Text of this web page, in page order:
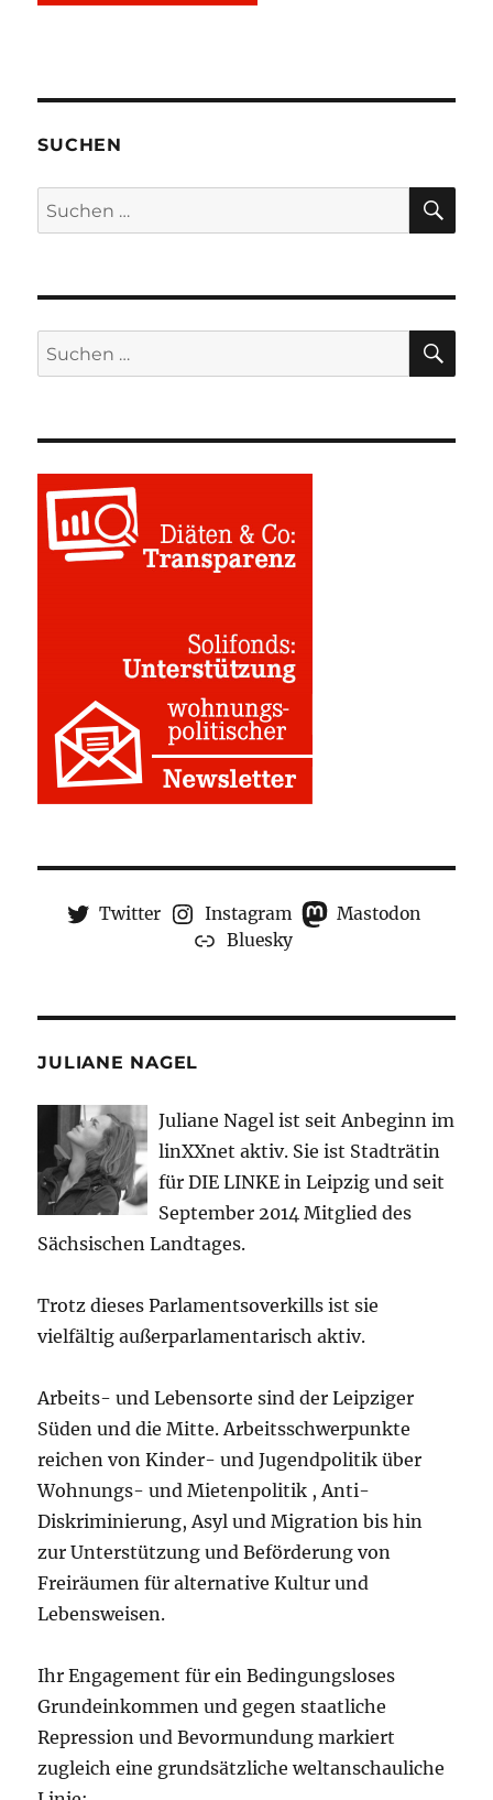
SUCHEN
Suchen
nach:
Suchen
nach:
Twitter Instagram
Mastodon
Bluesky
JULIANE NAGEL
Juliane Nagel ist seitAnbeginn im
linXXnet aktiv. Sie ist Stadträtin
für DIE LINKE in Leipzig und seit
September 2014 Mitglied des
Sächsischen Landtages.
Trotz dieses Parlamentsoverkills ist sie
vielfältig außerparlamentarisch aktiv.
Arbeits- und Lebensorte sind der Leipziger
Süden und die Mitte. Arbeitsschwerpunkte
reichen von Kinder- und Jugendpolitik über
Wohnungs- und Mietenpolitik , Anti-
Diskriminierung, Asyl und Migration bis hin
zur Unterstützung und Beförderung von
Freiräumen für alternative Kultur und
Lebensweisen.
Ihr Engagement für ein Bedingungsloses
Grundeinkommen und gegen staatliche
Repression und Bevormundung markiert
zugleich eine grundsätzliche weltanschauliche